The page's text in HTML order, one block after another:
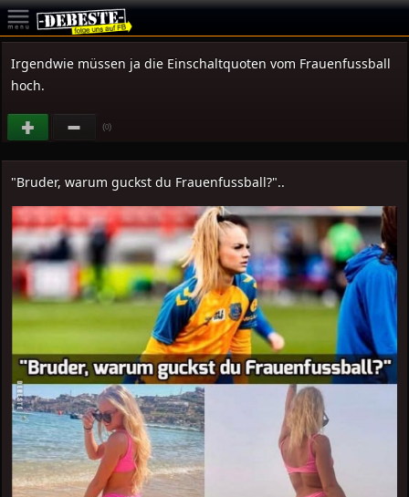
Irgendwie müssen ja die Einschaltquoten vom Frauenfussball
hoch.
(0)
"Bruder, warum guckst du Frauenfussball?"..